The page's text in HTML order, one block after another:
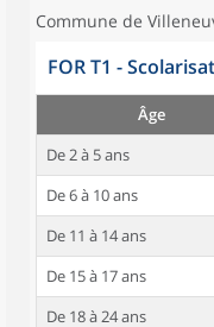
Commune de
FOR T1 -
Âge
De 2 à 5 ans
De 6 à 10 ans
De 11 à 14 ans
De 15 à 17 ans
De 18 à 24 ans